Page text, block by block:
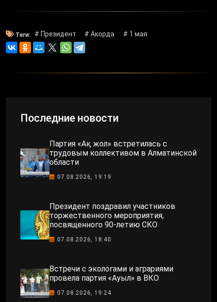
Теги: # Президент # Акорда # 1 мая
Последние новости
Партия «Ақ жол» встретилась с
трудовым коллективом в Алматинской
области
07.08.2026, 19:19
Президент поздравил участников
торжественного мероприятия,
посвященного 90-летию СКО
07.08.2026, 18:40
Встречи с экологами и аграриями
провела партия «Ауыл» в ВКО
07.08.2026, 19:24